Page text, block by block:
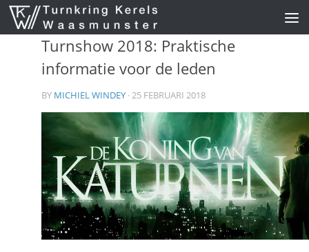
Skip to content
Turnshow 2018: Praktische
informatie voor de leden
BY MICHIEL WINDEY · 25 FEBRUARI 2018